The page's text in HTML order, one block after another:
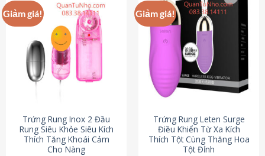
Giảm giá!
Trứng Rung Inox 2 Đầu
Rung Siêu Khỏe Siêu Kích
Thích Tăng Khoái Cảm
Cho Nàng
Giảm giá!
Trứng Rung Leten Surge
Điều Khiển Từ Xa Kích
Thích Tột Cùng Thăng Hoa
Tột Đỉnh